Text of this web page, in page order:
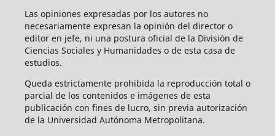
Las opiniones expresadas por los autores no
necesariamente expresan la opinión del director o
editor en jefe, ni una postura oficial de la División de
Ciencias Sociales y Humanidades o de esta casa de
estudios.
Queda estrictamente prohibida la reproducción total o
parcial de los contenidos e imágenes de esta
publicación con fines de lucro, sin previa autorización
de la Universidad Autónoma Metropolitana.